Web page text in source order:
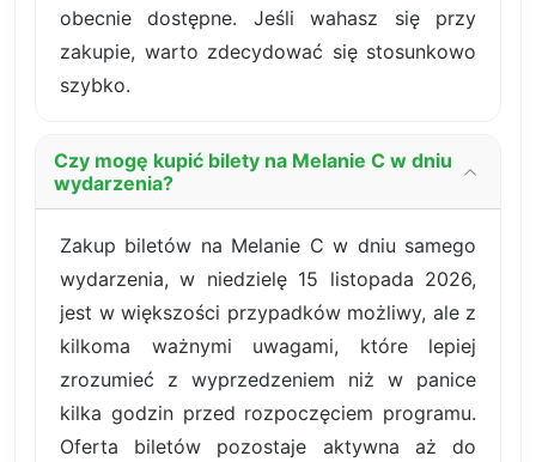
obecnie dostępne. Jeśli wahasz się przy
zakupie, warto zdecydować się stosunkowo
szybko.
Czy mogę kupić bilety na Melanie C w dniu
wydarzenia?
Zakup biletów na Melanie C w dniu samego
wydarzenia, w niedzielę 15 listopada 2026,
jest w większości przypadków możliwy, ale z
kilkoma ważnymi uwagami, które lepiej
zrozumieć z wyprzedzeniem niż w panice
kilka godzin przed rozpoczęciem programu.
Oferta biletów pozostaje aktywna aż do